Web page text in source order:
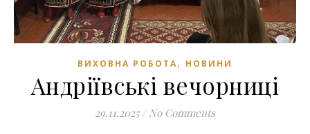
ВИХОВНА РОБОТА, НОВИНИ
Андріївські вечорниці
29.11.2025 / No Comments